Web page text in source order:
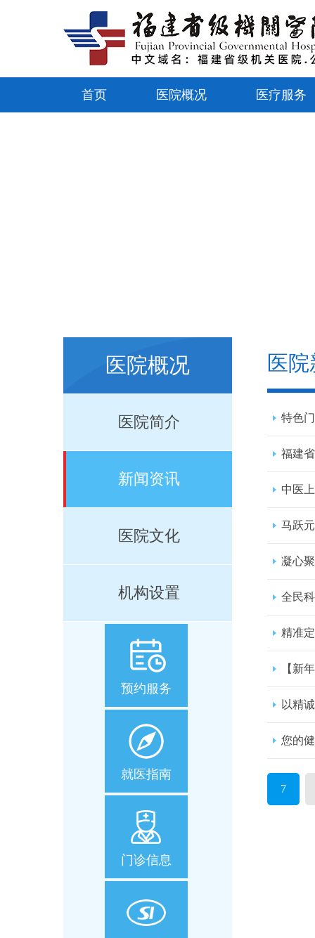
首页 医院概况 医疗服务
医院概况
医院简介
新闻资讯
医院文化
机构设置
预约服务
就医指南
门诊信息
医
特色
福建
中医
马跃
凝心
全民
精准
【新
以精
您的
7